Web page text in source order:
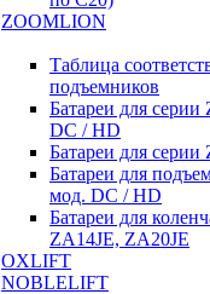
ZOOMLION
Таблица
подъемников
Батареи для серии
DC / HD
Батареи для
Батареи для
мод. DC / HD
Батареи для
ZA14JE, ZA20JE
OXLIFT
NOBLELIFT